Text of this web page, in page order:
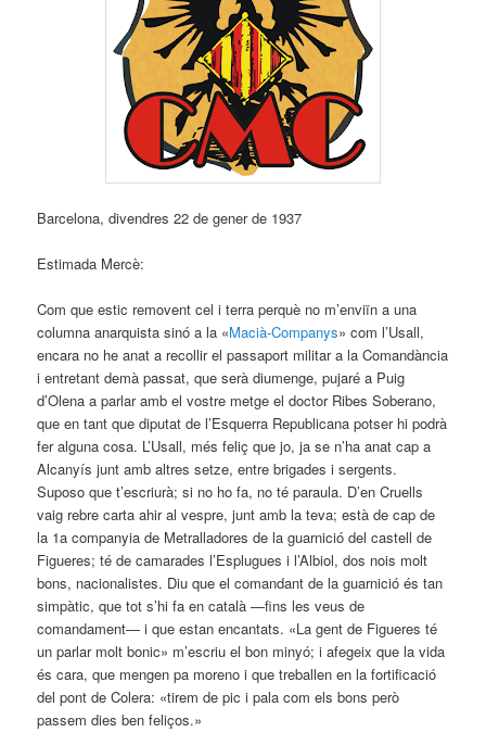
Barcelona, divendres 22 de gener de 1937
Estimada Mercè:
Com que estic removent cel i terra perquè no m’enviïn a una
columna anarquista sinó a la «Macià-Companys» com l’Usall,
encara no he anat a recollir el passaport militar a la Comandància
i entretant demà passat, que serà diumenge, pujaré a Puig
d’Olena a parlar amb el vostre metge el doctor Ribes Soberano,
que en tant que diputat de l’Esquerra Republicana potser hi podrà
fer alguna cosa. L’Usall, més feliç que jo, ja se n’ha anat cap a
Alcanyís junt amb altres setze, entre brigades i sergents.
Suposo que t’escriurà; si no ho fa, no té paraula. D’en Cruells
vaig rebre carta ahir al vespre, junt amb la teva; està de cap de
la 1a companyia de Metralladores de la guarnició del castell de
Figueres; té de camarades l’Esplugues i l’Albiol, dos nois molt
bons, nacionalistes. Diu que el comandant de la guarnició és tan
simpàtic, que tot s’hi fa en català —fins les veus de
comandament— i que estan encantats. «La gent de Figueres té
un parlar molt bonic» m’escriu el bon minyó; i afegeix que la vida
és cara, que mengen pa moreno i que treballen en la fortificació
del pont de Colera: «tirem de pic i pala com els bons però
passem dies ben feliços.»